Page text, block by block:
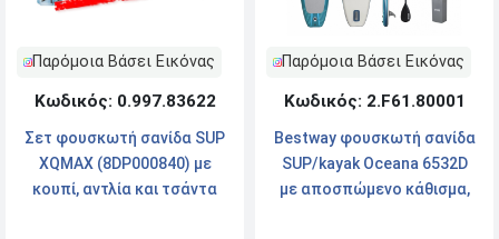
Παρόμοια Βάσει Εικόνας
Κωδικός: 0.997.83622
Σετ φουσκωτή σανίδα SUP
XQMAX (8DP000840) με
κουπί, αντλία και τσάντα
Παρόμοια Βάσει Εικόνας
Κωδικός: 2.F61.80001
Bestway φουσκωτή σανίδα
SUP/kayak Oceana 6532D
με αποσπώμενο κάθισμα,